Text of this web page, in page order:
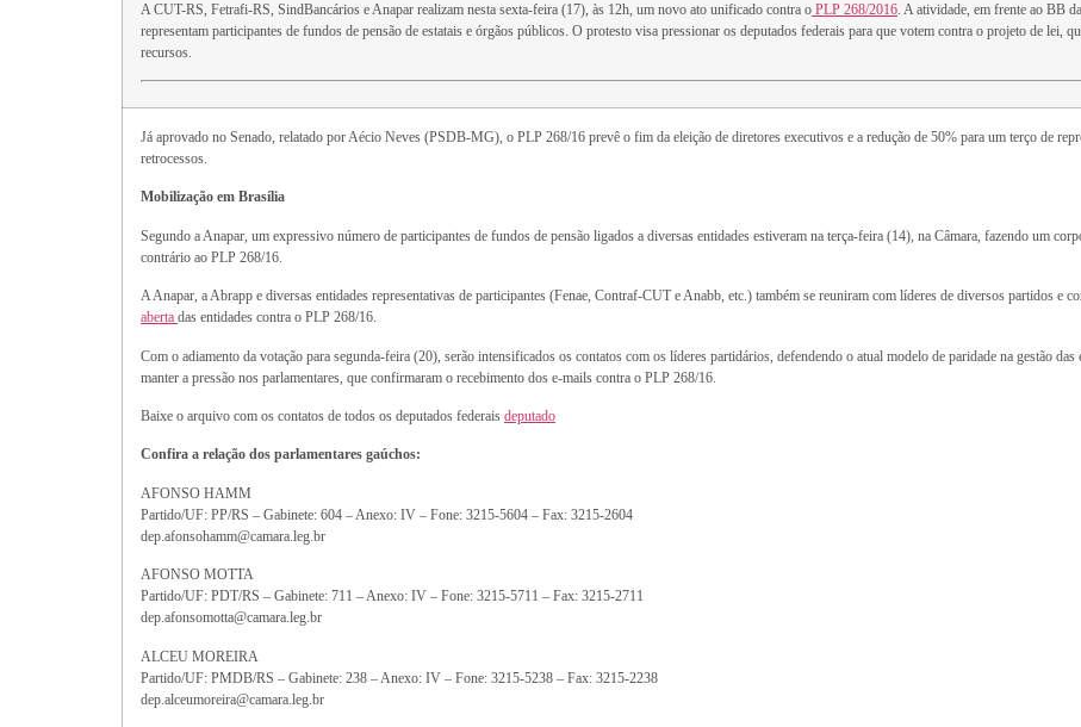
A CUT-RS, Fetrafi-RS, SindBancários e Anapar realizam nesta sexta-feira (17), às 12h, um novo ato unificado contra o PLP 268/2016. A atividade, em frente ao BB
representam participantes de fundos de pensão de estatais e órgãos públicos. O protesto visa pressionar os deputados federais para que votem contra o projeto de lei,
recursos.
Já aprovado no Senado, relatado por Aécio Neves (PSDB-MG), o PLP 268/16 prevê o fim da eleição de diretores executivos e a redução de 50% para um terço de
retrocessos.
Mobilização em Brasília
Segundo a Anapar, um expressivo número de participantes de fundos de pensão ligados a diversas entidades estiveram na terça-feira (14), na Câmara, fazendo um
contrário ao PLP 268/16.
A Anapar, a Abrapp e diversas entidades representativas de participantes (Fenae, Contraf-CUT e Anabb, etc.) também se reuniram com líderes de diversos partidos e
aberta das entidades contra o PLP 268/16.
Com o adiamento da votação para segunda-feira (20), serão intensificados os contatos com os líderes partidários, defendendo o atual modelo de paridade na gestão
manter a pressão nos parlamentares, que confirmaram o recebimento dos e-mails contra o PLP 268/16.
Baixe o arquivo com os contatos de todos os deputados federais deputado
Confira a relação dos parlamentares gaúchos:
AFONSO HAMM
Partido/UF: PP/RS – Gabinete: 604 – Anexo: IV – Fone: 3215-5604 – Fax: 3215-2604
dep.afonsohamm@camara.leg.br
AFONSO MOTTA
Partido/UF: PDT/RS – Gabinete: 711 – Anexo: IV – Fone: 3215-5711 – Fax: 3215-2711
dep.afonsomotta@camara.leg.br
ALCEU MOREIRA
Partido/UF: PMDB/RS – Gabinete: 238 – Anexo: IV – Fone: 3215-5238 – Fax: 3215-2238
dep.alceumoreira@camara.leg.br